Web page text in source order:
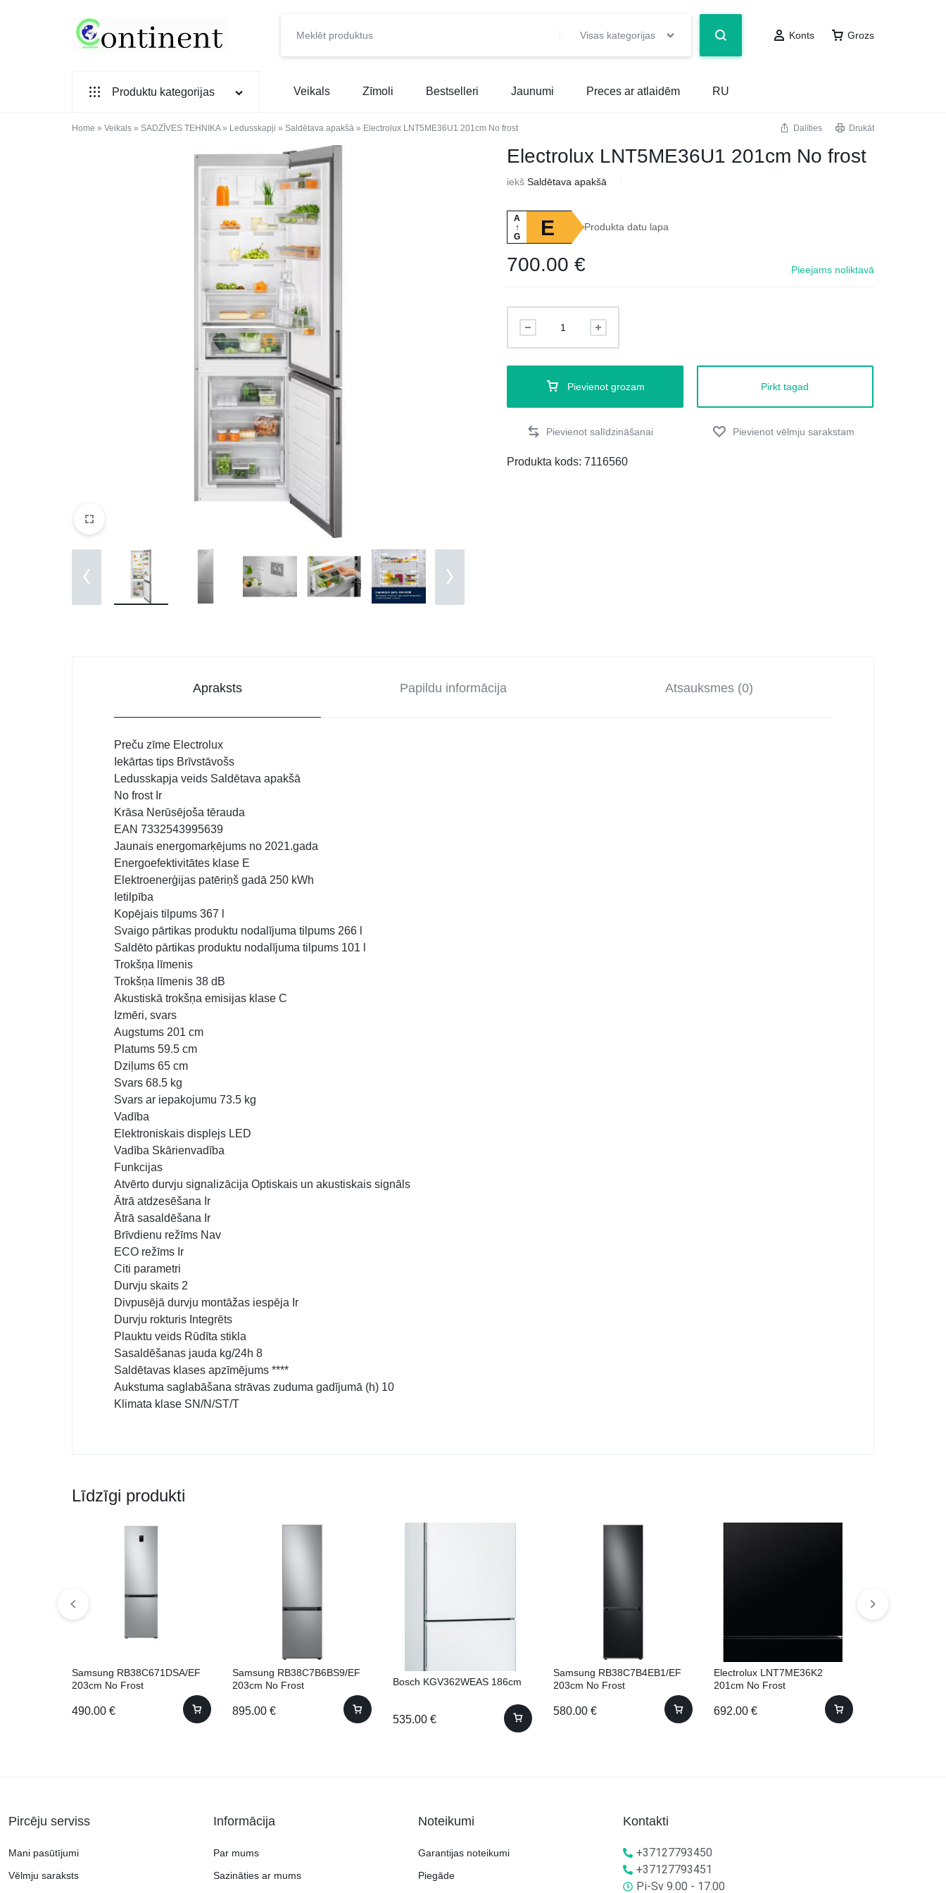
PREČU
INTERNETVEIKALS
Visas kategorijas Konts Grozs
Produktu kategorijas
SADZĪVES TEHNIKA
SKAISTUMAM UN VESELĪBAI
DATORTEHNIKA, PRECES
SILTUMNĪCAS UN TO PIEDERUMI
Veikals Zīmoli Bestselleri Jaunumi Preces ar atlaidēm RU
Home » Veikals » SADZĪVES TEHNIKA» Ledusskapji » Saldētava apakšā » Electrolux LNT5ME36U1 201cm No frost Dalīties Drukāt
Electrolux LNT5ME36U1 201cm No frost
iekšSaldētava apakšā
A
↑
G
E Produkta datu lapa
700.00€ Pieejams noliktavā
Pievienot grozam Pirkt tagad
Produkta kods:7116560
Apraksts Papildu informācija Atsauksmes (0)
Preču zīme Electrolux
Iekārtas tips Brīvstāvošs
Ledusskapja veids Saldētava apakšā
No frost Ir
Krāsa Nerūsējoša tērauda
EAN 7332543995639
Jaunais energomarķējums no 2021.gada
Energoefektivitātes klase E
Elektroenerģijas patēriņš gadā 250 kWh
Ietilpība
Kopējais tilpums 367 l
Svaigo pārtikas produktu nodalījuma tilpums 266 l
Saldēto pārtikas produktu nodalījuma tilpums 101 l
Trokšņa līmenis
Trokšņa līmenis 38 dB
Akustiskā trokšņa emisijas klase C
Izmēri, svars
Augstums 201 cm
Platums 59.5 cm
Dziļums 65 cm
Svars 68.5 kg
Svars ar iepakojumu 73.5 kg
Vadība
Elektroniskais displejs LED
Vadība Skārienvadība
Funkcijas
Atvērto durvju signalizācija Optiskais un akustiskais signāls
Ātrā atdzesēšana Ir
Ātrā sasaldēšana Ir
Brīvdienu režīms Nav
ECO režīms Ir
Citi parametri
Durvju skaits 2
Divpusējā durvju montāžas iespēja Ir
Durvju rokturis Integrēts
Plauktu veids Rūdīta stikla
Sasaldēšanas jauda kg/24h 8
Saldētavas klases apzīmējums ****
Aukstuma saglabāšana strāvas zuduma gadījumā (h) 10
Klimata klase SN/N/ST/T
Līdzīgi produkti
Samsung RB38C671DSA/EF
203cm No Frost
490.00 €
Samsung RB38C7B6BS9/EF
203cm No Frost
895.00 €
Bosch KGV362WEAS 186cm
535.00 €
Samsung RB38C7B4EB1/EF
203cm No Frost
580.00 €
Electrolux LNT7ME36K2
201cm No Frost
692.00 €
Pircēju serviss
Mani pasūtījumi
Vēlmju saraksts
Informācija
Par mums
Sazināties ar mums
Noteikumi
Garantijas noteikumi
Piegāde
Kontakti
+37127793450
+37127793451
Pi-Sv 9.00 - 17.00